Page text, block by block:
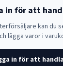
in för att
kan du
lägga varor i
in för att